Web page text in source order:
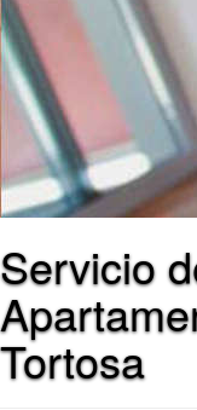
Servicio
Tortosa